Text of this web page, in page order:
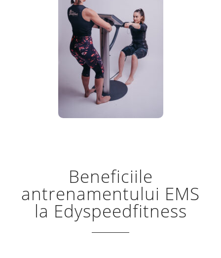
Beneficiile
antrenamentului EMS
la Edyspeedfitness